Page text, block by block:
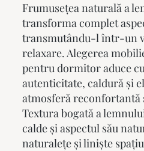
Frumusețea naturală a
transforma complet
transmutându-l într-un
relaxare. Alegerea
pentru dormitor aduce
autenticitate, caldură și
atmosferă reconfortantă
Textura bogată a
calde și aspectul său
naturalețe și liniște